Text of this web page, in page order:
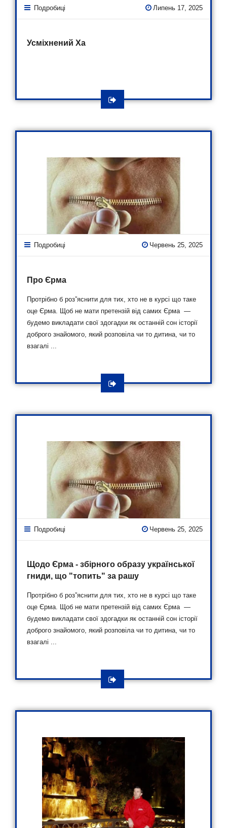
Подробиці Липень 17, 2025
Усміхнений Ха
Подробиці Червень 25, 2025
Про Єрма
Протрібно б роз”яснити для тих, хто не в курсі що таке
оце Єрма. Щоб не мати претензій від самих Єрма —
будемо викладати свої здогадки як останній сон історії
доброго знайомого, який розповіла чи то дитина, чи то
взагалі ...
Подробиці Червень 25, 2025
Щодо Єрма - збірного образу української
гниди, що "топить" за рашу
Протрібно б роз”яснити для тих, хто не в курсі що таке
оце Єрма. Щоб не мати претензій від самих Єрма —
будемо викладати свої здогадки як останній сон історії
доброго знайомого, який розповіла чи то дитина, чи то
взагалі ...